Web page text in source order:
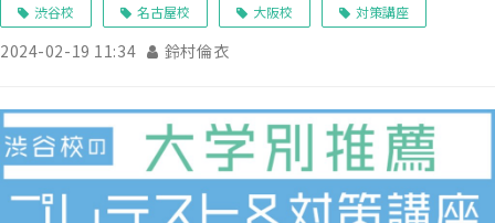
渋谷校 名古屋校 大阪校 対策講座
2024-02-19 11:34 鈴村倫衣